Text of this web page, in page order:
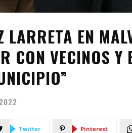
LARRETA EN
CON VECINOS Y
Twitter Pinterest